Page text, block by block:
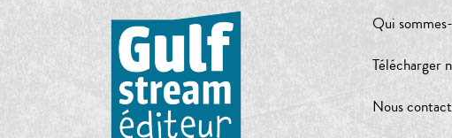
Qui
Télécharger
Nous